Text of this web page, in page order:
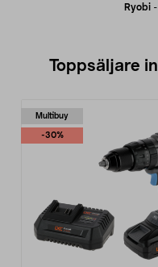
Ryobi -
Toppsäljare
Multibuy
-30%